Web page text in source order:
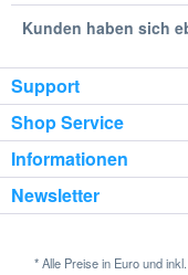
Kunden haben sich
Support
Shop Service
Informationen
Newsletter
* Alle Preise in Euro und